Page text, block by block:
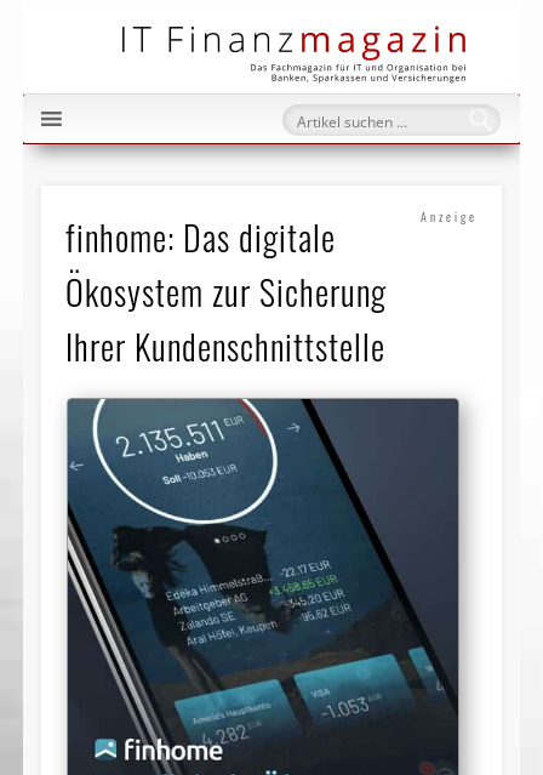
Anzeige
finhome: Das digitale
Ökosystem zur Sicherung
Ihrer Kundenschnittstelle